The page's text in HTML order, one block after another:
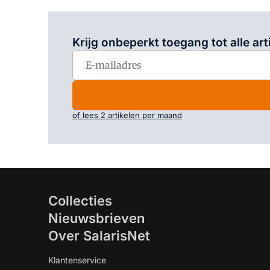
Krijg onbeperkt toegang tot alle
of lees 2 artikelen per maand
Collecties
Nieuwsbrieven
Over SalarisNet
Klantenservice